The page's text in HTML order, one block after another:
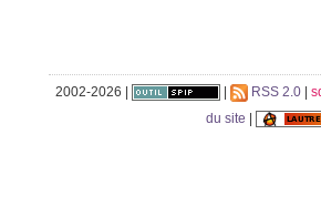
2002-2026 | RSS 2.0
du site